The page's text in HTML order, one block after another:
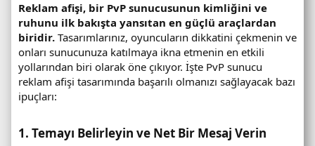
u
d
u
r
u
m
u
e
Reklam afişi, bir PvP sunucusunun kimliğini ve
ruhunu ilk bakışta yansıtan en güçlü araçlardan
biridir. Tasarımlarınız, oyuncuların dikkatini çekmenin ve
onları sunucunuza katılmaya ikna etmenin en etkili
yollarından biri olarak öne çıkıyor. İşte PvP sunucu
reklam afişi tasarımında başarılı olmanızı sağlayacak bazı
ipuçları:
1. Temayı Belirleyin ve Net Bir Mesaj Verin